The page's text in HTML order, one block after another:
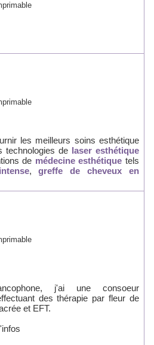
les meilleurs soins esthétique
technologies de laser esthétique
de médecine esthétique tels
,greffe de cheveux en
j'ai une consoeur
des thérapie par fleur de
et EFT.